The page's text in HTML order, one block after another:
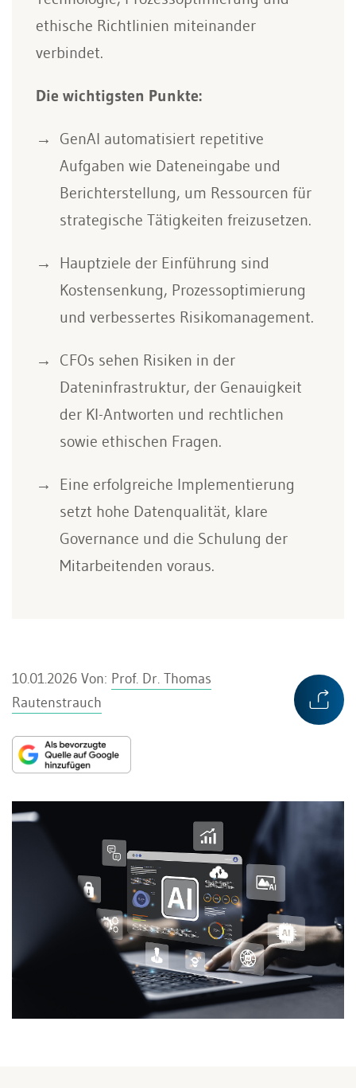
ethische Richtlinien miteinander
verbindet.
Die wichtigsten Punkte:
GenAI automatisiert repetitive
Aufgaben wie Dateneingabe und
Berichterstellung, um Ressourcen für
strategische Tätigkeiten freizusetzen.
Hauptziele der Einführung sind
Kostensenkung, Prozessoptimierung
und verbessertes Risikomanagement.
CFOs sehen Risiken in der
Dateninfrastruktur, der Genauigkeit
der KI-Antworten und rechtlichen
sowie ethischen Fragen.
Eine erfolgreiche Implementierung
setzt hohe Datenqualität, klare
Governance und die Schulung der
Mitarbeitenden voraus.
10.01.2026 Von: Prof. Dr. Thomas
Rautenstrauch